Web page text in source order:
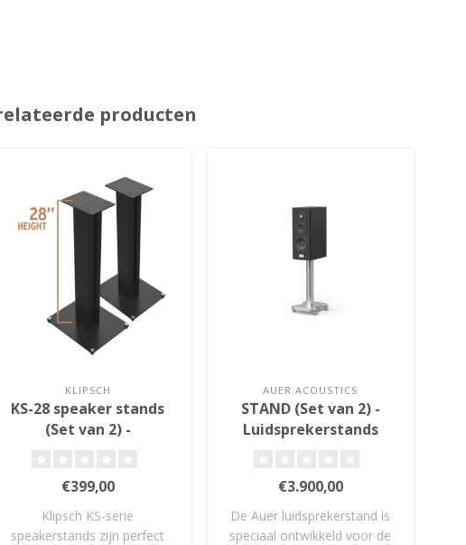
producten
KLIPSCH
KS-28 speaker stands
(Set van 2) -
€399,00
Klipsch KS-serie
speakerstands zijn perfect
AUER ACOUSTICS
STAND (Set van 2) -
Luidsprekerstands
€3.900,00
De Auer luidsprekerstand is
speciaal ontwikkeld voor de